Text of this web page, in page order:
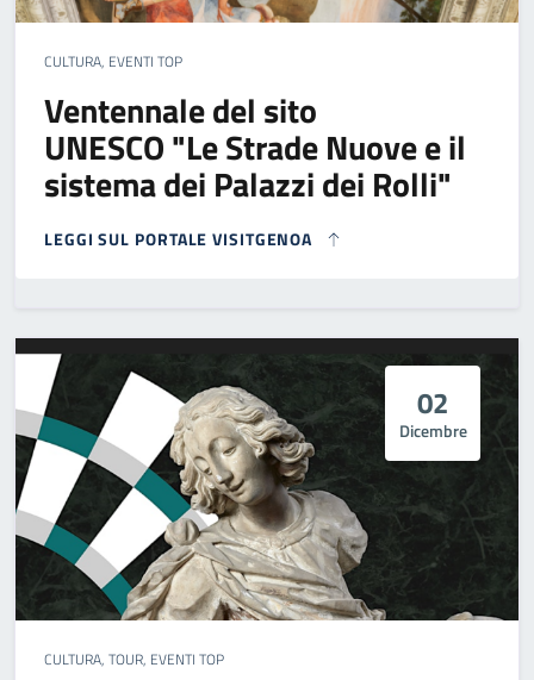
CULTURA, EVENTI TOP
Ventennale del sito
UNESCO "Le Strade Nuove e il
sistema dei Palazzi dei Rolli"
LEGGI SUL PORTALE VISITGENOA
02
Dicembre
CULTURA, TOUR, EVENTI TOP